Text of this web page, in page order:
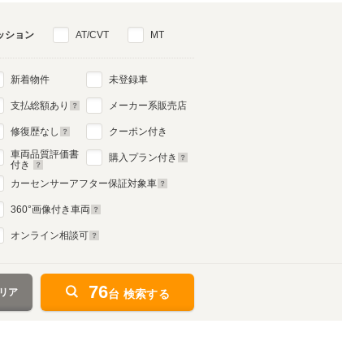
ション AT/CVT MT
新着物件
支払総額あり
修復歴なし
車両品質評価書
付き
未登録車
メーカー系販売店
クーポン付き
購入プラン付き
カーセンサーアフター保証対象車
360°画像付き車両
オンライン相談可
ア 76台 検索する